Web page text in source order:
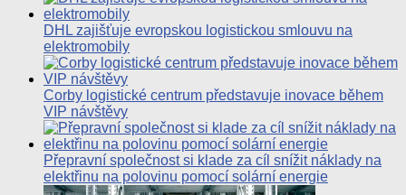
DHL zajišťuje evropskou logistickou smlouvu na
elektromobily
Corby logistické centrum představuje inovace během
VIP návštěvy
Přepravní společnost si klade za cíl snížit náklady na
elektřinu na polovinu pomocí solární energie